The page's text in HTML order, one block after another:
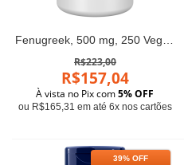
Fenugreek, 500 mg, 250 Veg Capsules Now foods
R$223,00
R$157,04
À vista no Pix com5% OFF
ou R$165,31 em até 6x nos cartões
39% OFF